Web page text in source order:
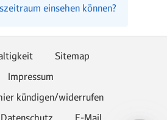
einsehen können?
Sitemap
Impressum
kündigen/widerrufen
Datenschutz E-Mail